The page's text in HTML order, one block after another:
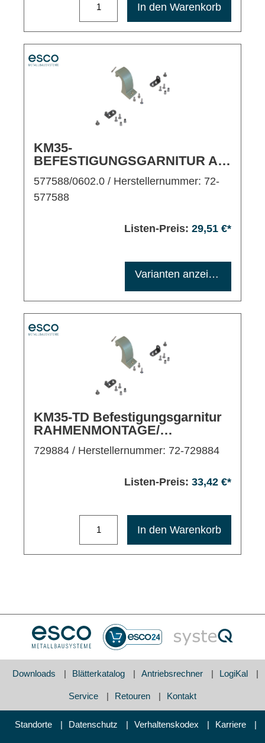
In den Warenkorb
KM35-
BEFESTIGUNGSGARNITUR AL-
EV1 FÜR KIPPFLÜGEL
EINWÄRTS/RAHMENMONTAGE
577588/0602.0 / Herstellernummer: 72-
577588
Listen-Preis: 29,51 €*
Maximale Bestellmenge: 1200
Varianten anzeigen
KM35-TD Befestigungsgarnitur
RAHMENMONTAGE/
KIPPFENSTER EINWÄRTS EV1
729884 / Herstellernummer: 72-729884
Listen-Preis: 33,42 €*
In den Warenkorb
Downloads Blätterkatalog Antriebsrechner LogiKal
Service Retouren Kontakt
Standorte Datenschutz Verhaltenskodex Karriere